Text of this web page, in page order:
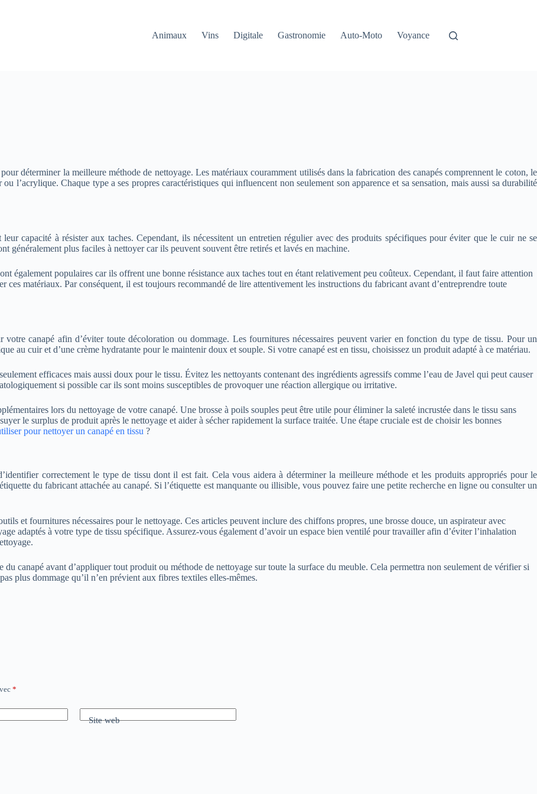
Animaux Vins Digitale Gastronomie Auto-Moto Voyance
déterminer la meilleure méthode de nettoyage. Les matériaux couramment utilisés dans la fabrication des canapés comprennent le coton, le
l’acrylique. Chaque type a ses propres caractéristiques qui influencent non seulement son apparence et sa sensation, mais aussi sa durabilité
capacité à résister aux taches. Cependant, ils nécessitent un entretien régulier avec des produits spécifiques pour éviter que le cuir ne se
généralement plus faciles à nettoyer car ils peuvent souvent être retirés et lavés en machine.
également populaires car ils offrent une bonne résistance aux taches tout en étant relativement peu coûteux. Cependant, il faut faire attention
matériaux. Par conséquent, il est toujours recommandé de lire attentivement les instructions du fabricant avant d’entreprendre toute
canapé afin d’éviter toute décoloration ou dommage. Les fournitures nécessaires peuvent varier en fonction du type de tissu. Pour un
au cuir et d’une crème hydratante pour le maintenir doux et souple. Si votre canapé est en tissu, choisissez un produit adapté à ce matériau.
efficaces mais aussi doux pour le tissu. Évitez les nettoyants contenant des ingrédients agressifs comme l’eau de Javel qui peut causer
si possible car ils sont moins susceptibles de provoquer une réaction allergique ou irritative.
lors du nettoyage de votre canapé. Une brosse à poils souples peut être utile pour éliminer la saleté incrustée dans le tissu sans
le surplus de produit après le nettoyage et aider à sécher rapidement la surface traitée. Une étape cruciale est de choisir les bonnes
pour nettoyer un canapé en tissu ?
correctement le type de tissu dont il est fait. Cela vous aidera à déterminer la meilleure méthode et les produits appropriés pour le
du fabricant attachée au canapé. Si l’étiquette est manquante ou illisible, vous pouvez faire une petite recherche en ligne ou consulter un
et fournitures nécessaires pour le nettoyage. Ces articles peuvent inclure des chiffons propres, une brosse douce, un aspirateur avec
adaptés à votre type de tissu spécifique. Assurez-vous également d’avoir un espace bien ventilé pour travailler afin d’éviter l’inhalation
du canapé avant d’appliquer tout produit ou méthode de nettoyage sur toute la surface du meuble. Cela permettra non seulement de vérifier si
plus dommage qu’il n’en prévient aux fibres textiles elles-mêmes.
*
Site web